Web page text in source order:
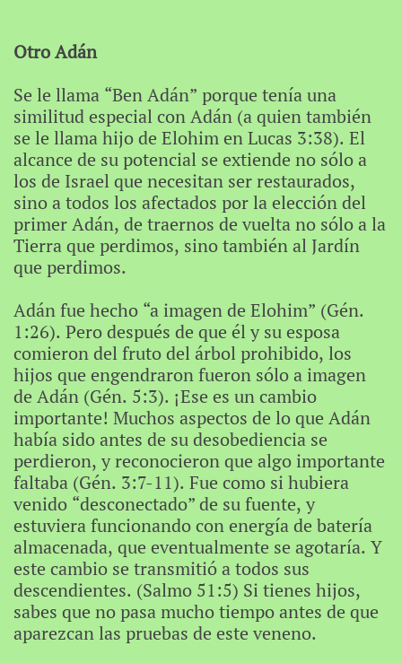
Otro Adán
Se le llama “Ben Adán” porque tenía una
similitud especial con Adán (a quien también
se le llama hijo de Elohim en Lucas 3:38). El
alcance de su potencial se extiende no sólo a
los de Israel que necesitan ser restaurados,
sino a todos los afectados por la elección del
primer Adán, de traernos de vuelta no sólo a la
Tierra que perdimos, sino también al Jardín
que perdimos.
Adán fue hecho “a imagen de Elohim” (Gén.
1:26). Pero después de que él y su esposa
comieron del fruto del árbol prohibido, los
hijos que engendraron fueron sólo a imagen
de Adán (Gén. 5:3). ¡Ese es un cambio
importante! Muchos aspectos de lo que Adán
había sido antes de su desobediencia se
perdieron, y reconocieron que algo importante
faltaba (Gén. 3:7-11). Fue como si hubiera
venido “desconectado” de su fuente, y
estuviera funcionando con energía de batería
almacenada, que eventualmente se agotaría. Y
este cambio se transmitió a todos sus
descendientes. (Salmo 51:5) Si tienes hijos,
sabes que no pasa mucho tiempo antes de que
aparezcan las pruebas de este veneno.